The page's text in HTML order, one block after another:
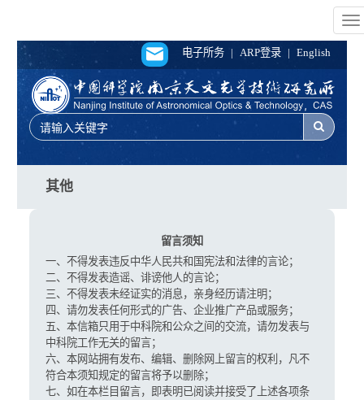
电子所务 | ARP登录 | English
其他
留言须知
一、不得发表违反中华人民共和国宪法和法律的言论；
二、不得发表造谣、诽谤他人的言论；
三、不得发表未经证实的消息，亲身经历请注明；
四、请勿发表任何形式的广告、企业推广产品或服务；
五、本信箱只用于中科院和公众之间的交流，请勿发表与
中科院工作无关的留言；
六、本网站拥有发布、编辑、删除网上留言的权利，凡不
符合本须知规定的留言将予以删除；
七、如在本栏目留言，即表明已阅读并接受了上述各项条